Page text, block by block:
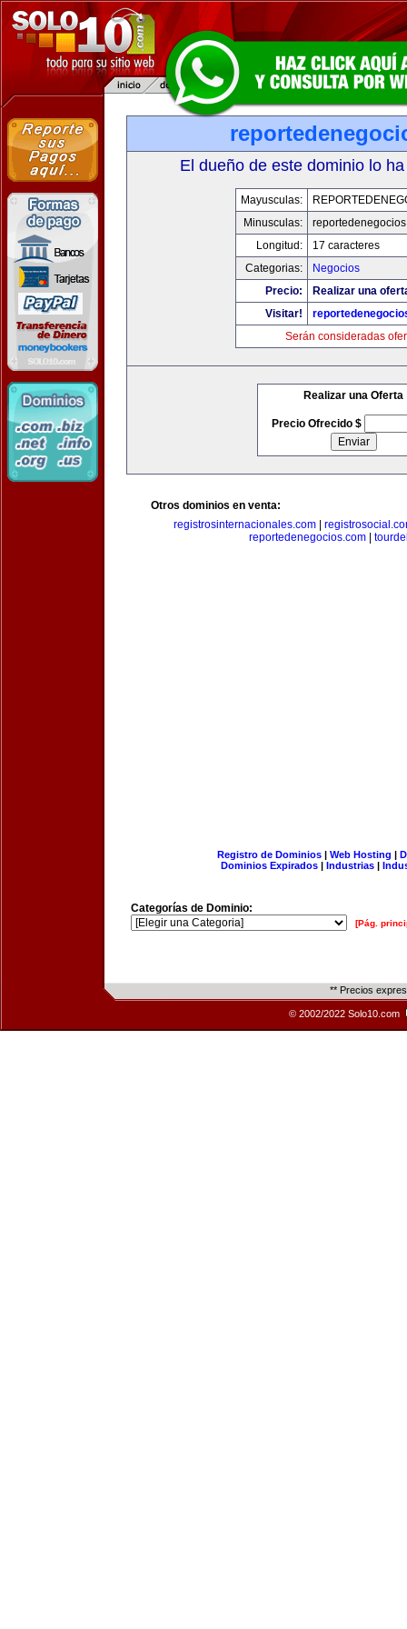
El dueño de este dominio lo
Mayusculas:
Minusculas:
Longitud:
17 caracteres
Categorias:
Negocios
Precio:
Realizar una
Visitar!
Serán consideradas
Realizar una Oferta
Precio Ofrecido $
Otros dominios en venta:
registrosinternacionales.com
reportedenegocios.com|
Registro de Dominios| Web Hosting |
Dominios Expirados | Industrias |
Categorías de Dominio:
[Pág.
** Precios
© 2002/2022 Solo10.com